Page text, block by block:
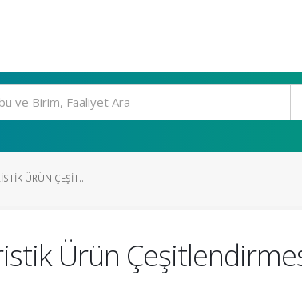
ÜRÜN ÇEŞIT...
Ürün